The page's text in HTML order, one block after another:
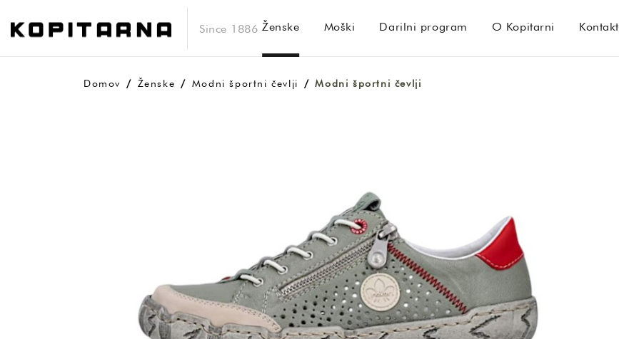
Ženske Moški Darilni program O Kopitarni Kontakt
Since 1886
Domov Ženske Modni športni čevlji Modni športni čevlji